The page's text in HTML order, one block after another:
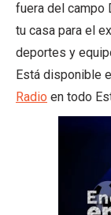
fuera del campo
tu casa para el
deportes y
Está disponible
Radio en todo